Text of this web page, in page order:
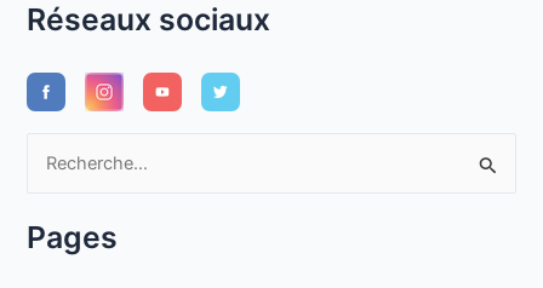
Réseaux sociaux
hPages